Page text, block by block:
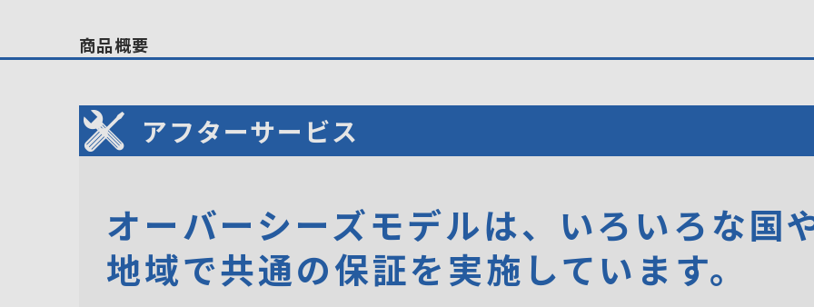
商品概要
アフターサービス
オーバーシーズモデルは、いろいろな国
地域で共通の保証を実施しています。